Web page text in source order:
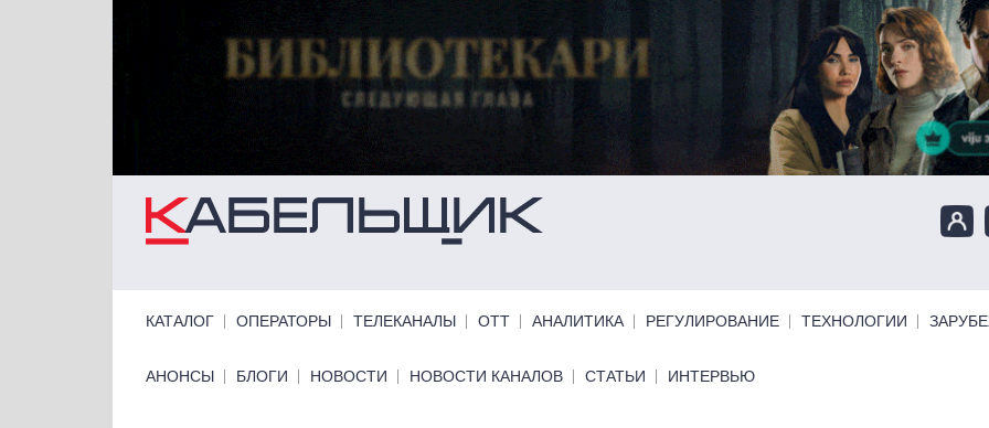
КАТАЛОГ ОПЕРАТОРЫ ТЕЛЕКАНАЛЫ ОТТ АНАЛИТИКА РЕГУЛИРОВАНИЕ ТЕХНОЛОГИИ
Primary links bottom
АНОНСЫ БЛОГИ НОВОСТИ НОВОСТИ КАНАЛОВ СТАТЬИ ИНТЕРВЬЮ